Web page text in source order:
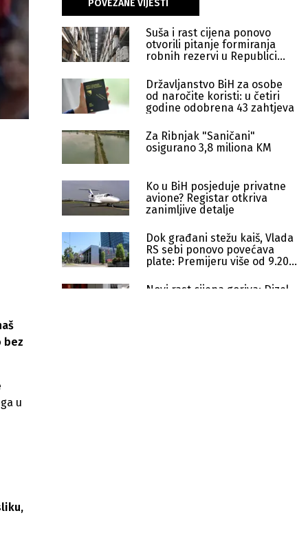
bez
u
POVEZANE VIJESTI
Suša i rast cijena ponovo
otvorili pitanje formiranja
robnih rezervi u Republici
Državljanstvo BiH za osobe
od naročite koristi: u četiri
godine odobrena 43 zahtjeva
Za Ribnjak "Saničani"
osigurano 3,8 miliona KM
Ko u BiH posjeduje privatne
avione? Registar otkriva
zanimljive detalje
Dok građani stežu kaiš, Vlada
RS sebi ponovo povećava
plate: Premijeru više od 9.200
Novi rast cijena goriva: Dizel